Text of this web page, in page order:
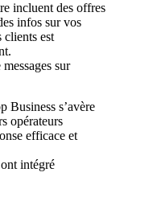
incluent des offres
infos sur vos
clients est
sur
Business s’avère
opérateurs
efficace et
intégré